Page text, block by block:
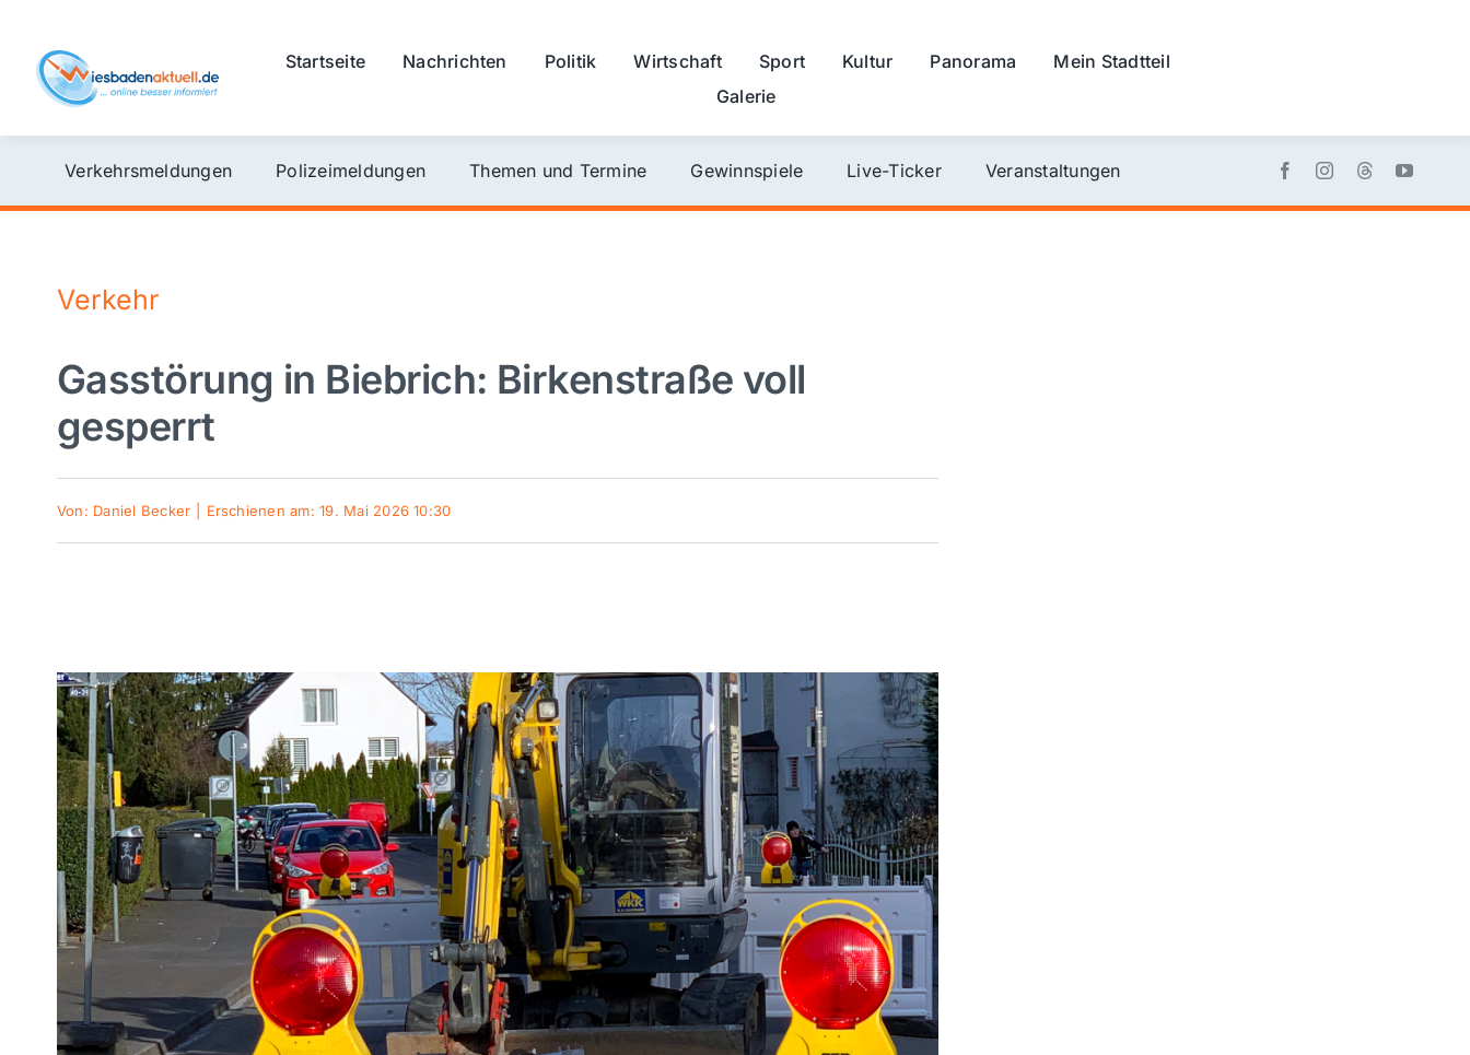
content
Startseite Nachrichten Politik Wirtschaft Sport Kultur Panorama
Mein Stadtteil
Galerie
Verkehrsmeldungen Polizeimeldungen Themen und Termine Gewinnspiele Live-Ticker Veranstaltungen
Verkehr
Gasstörung in Biebrich: Birkenstraße voll
gesperrt
Von: Daniel Becker Erschienen am: 19. Mai 2026 10:30